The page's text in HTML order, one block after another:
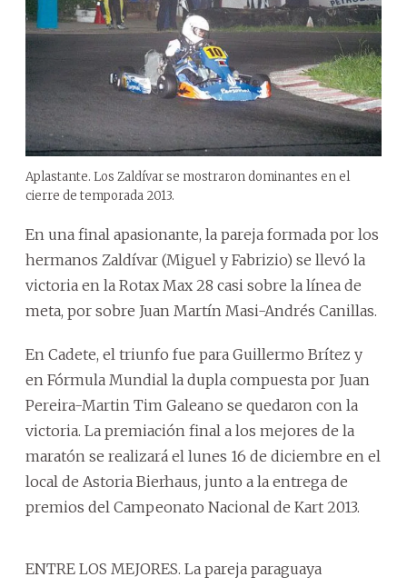
Aplastante. Los Zaldívar se mostraron dominantes en el
cierre de temporada 2013.
En una final apasionante, la pareja formada por los
hermanos Zaldívar (Miguel y Fabrizio) se llevó la
victoria en la Rotax Max 28 casi sobre la línea de
meta, por sobre Juan Martín Masi-Andrés Canillas.
En Cadete, el triunfo fue para Guillermo Brítez y
en Fórmula Mundial la dupla compuesta por Juan
Pereira-Martin Tim Galeano se quedaron con la
victoria. La premiación final a los mejores de la
maratón se realizará el lunes 16 de diciembre en el
local de Astoria Bierhaus, junto a la entrega de
premios del Campeonato Nacional de Kart 2013.
ENTRE LOS MEJORES. La pareja paraguaya